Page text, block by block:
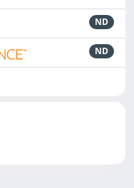
ND
ND